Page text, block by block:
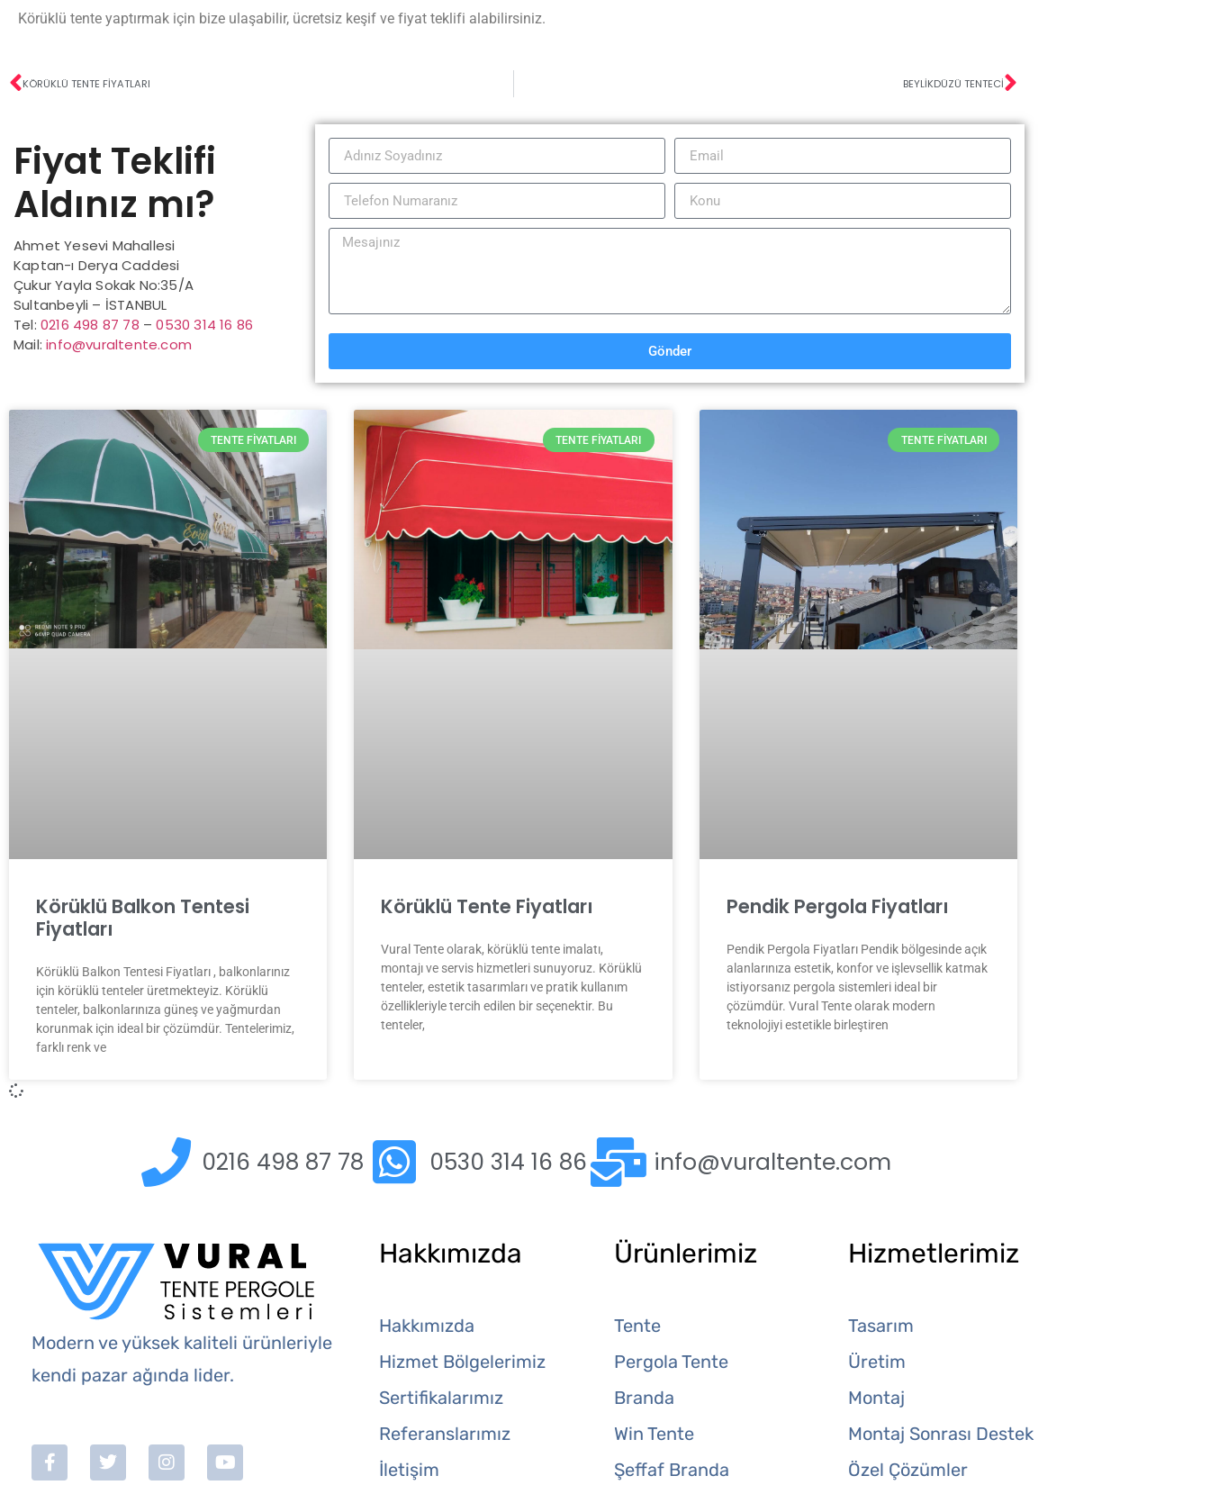
Körüklü tente yaptırmak için bize ulaşabilir, ücretsiz keşif ve fiyat teklifi alabilirsiniz.
KÖRÜKLÜ TENTE FIYATLARI BEYLIKDÜZÜ TENTECI
Fiyat Teklifi
Aldınız mı?
Ahmet Yesevi Mahallesi
Kaptan-ı Derya Caddesi
Çukur Yayla Sokak No:35/A
Sultanbeyli – İSTANBUL
Tel: 0216 498 87 78 –0530 314 16 86
Mail:info@vuraltente.com Gönder
TENTE FIYATLARI
Körüklü Balkon Tentesi
Fiyatları
Körüklü Balkon Tentesi Fiyatları , balkonlarınız
için körüklü tenteler üretmekteyiz. Körüklü
tenteler, balkonlarınıza güneş ve yağmurdan
korunmak için ideal bir çözümdür. Tentelerimiz,
farklı renk ve
TENTE FIYATLARI
Körüklü Tente Fiyatları
Vural Tente olarak, körüklü tente imalatı,
montajı ve servis hizmetleri sunuyoruz. Körüklü
tenteler, estetik tasarımları ve pratik kullanım
özellikleriyle tercih edilen bir seçenektir. Bu
tenteler,
TENTE FIYATLARI
Pendik Pergola Fiyatları
Pendik Pergola Fiyatları Pendik bölgesinde açık
alanlarınıza estetik, konfor ve işlevsellik katmak
istiyorsanız pergola sistemleri ideal bir
çözümdür. Vural Tente olarak modern
teknolojiyi estetikle birleştiren
0216 498 87 78 0530 314 16 86 info@vuraltente.com
Modern ve yüksek kaliteli ürünleriyle
kendi pazar ağında lider.
Hakkımızda
Hakkımızda
Hizmet Bölgelerimiz
Sertifikalarımız
Referanslarımız
İletişim
Ürünlerimiz
Tente
Pergola Tente
Branda
Win Tente
Şeffaf Branda
Hizmetlerimiz
Tasarım
Üretim
Montaj
Montaj Sonrası Destek
Özel Çözümler